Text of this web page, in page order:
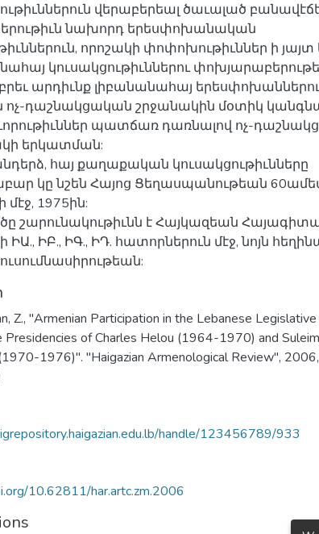
վերաբերեալ ծաւալած
նախորդ երեսփոխանական
որոշակի փոփոխութիւններ ի յայտ
կուսակցութիւններու
արդիւնք լիբանանահայ
ոչ-դաշնակցական շրջանակին մօտիկ
պատճառ դառնալով ոչ-
երկատման:
հայ քաղաքական կուսակցութիւնները
կը նշեն Հայոց Ցեղասպանութեան
մէջ, 1975ին:
շարունակութիւնն է Հայկազեան
ԻԱ., ԻԲ., ԻԳ., ԻԴ. հատորներուն մէջ, նոյն
Z., "Armenian Participation in the Lebanese
Presidencies of Charles Helou (1964-1970) and
1976)". "Haigazian Armenological Review",
handle/123456789/933
10.62811/har.artc.zm.2006